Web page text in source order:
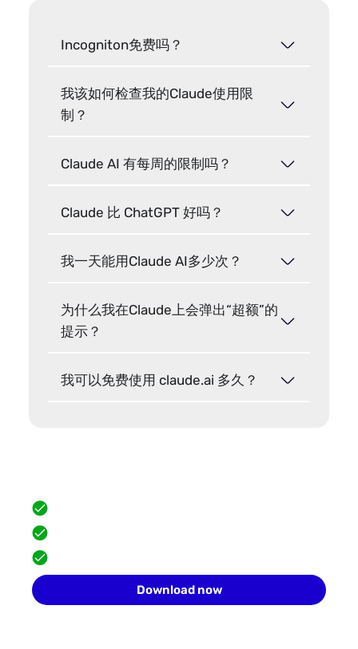
Incogniton免费吗？
我该如何检查我的Claude使用限
制？
Claude AI 有每周的限制吗？
Claude 比 ChatGPT 好吗？
我一天能用Claude AI多少次？
为什么我在Claude上会弹出“超额”的
提示？
我可以免费使用 claude.ai 多久？
Download now